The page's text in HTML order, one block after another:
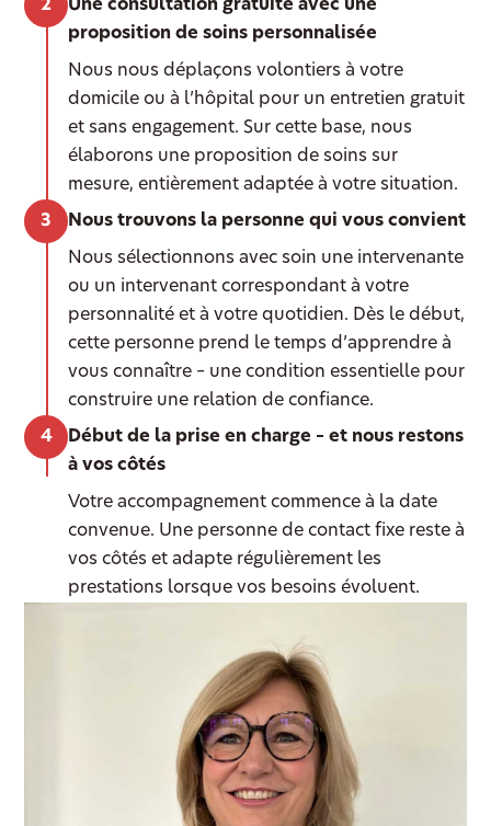
Une consultation gratuite avec une
proposition de soins personnalisée
Nous nous déplaçons volontiers à votre
domicile ou à l’hôpital pour un entretien gratuit
et sans engagement. Sur cette base, nous
élaborons une proposition de soins sur
mesure, entièrement adaptée à votre situation.
Nous trouvons la personne qui vous convient
Nous sélectionnons avec soin une intervenante
ou un intervenant correspondant à votre
personnalité et à votre quotidien. Dès le début,
cette personne prend le temps d’apprendre à
vous connaître – une condition essentielle pour
construire une relation de confiance.
Début de la prise en charge – et nous restons
à vos côtés
Votre accompagnement commence à la date
convenue. Une personne de contact fixe reste à
vos côtés et adapte régulièrement les
prestations lorsque vos besoins évoluent.